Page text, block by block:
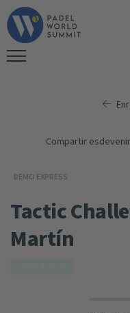
Compartir
DEMO EXPRESS
Tactic
Martín